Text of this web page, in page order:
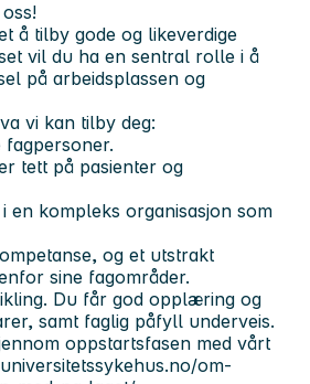
å tilby gode og likeverdige
vil du ha en sentral rolle i å
på arbeidsplassen og
vi kan tilby deg:
tett på pasienter og
en kompleks organisasjon som
og et utstrakt
sine fagområder.
Du får god opplæring og
samt faglig påfyll underveis.
oppstartsfasen med vårt
om-